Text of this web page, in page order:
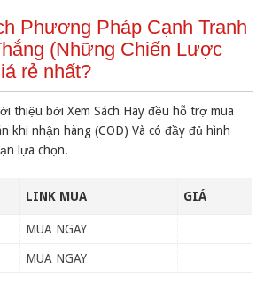
Phương Pháp Cạnh Tranh
(Những Chiến Lược
rẻ nhất?
thiệu bởi Xem Sách Hay đều hỗ trợ mua
khi nhận hàng (COD) Và có đầy đủ hình
lựa chọn.
LINK MUA GIÁ
MUA NGAY
MUA NGAY